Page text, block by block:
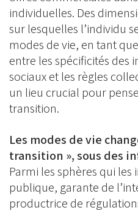
individuelles. Des
sur lesquelles l’individu
modes de vie, en tant
entre les spécificités des
sociaux et les règles
un lieu crucial pour
transition.
Les modes de vie
transition », sous des
Parmi les sphères qui
publique, garante de
productrice de